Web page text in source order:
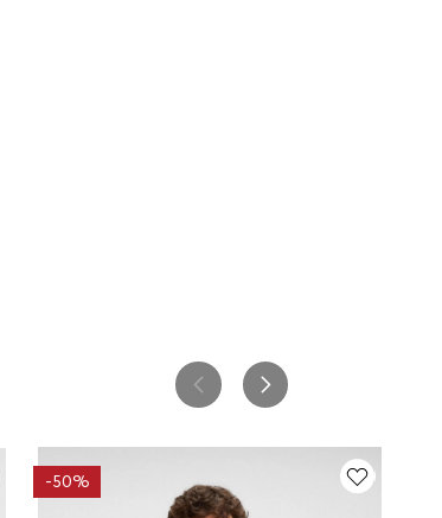
-50%